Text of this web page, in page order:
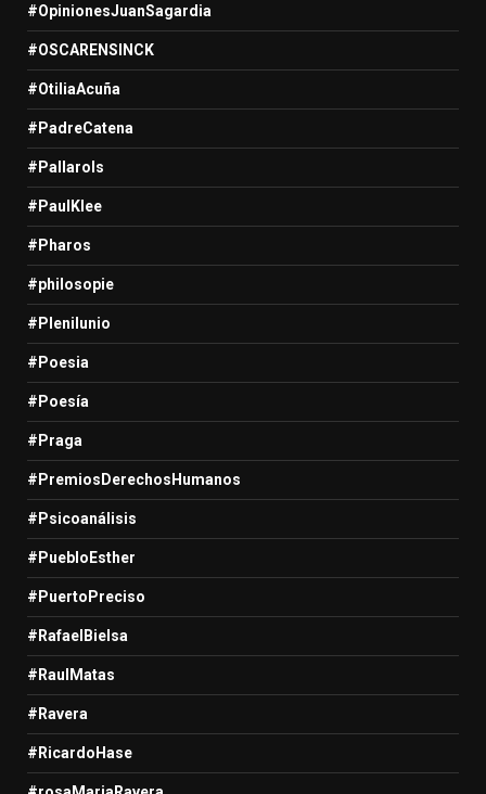
#OpinionesJuanSagardia
#OSCARENSINCK
#OtiliaAcuña
#PadreCatena
#Pallarols
#PaulKlee
#Pharos
#philosopie
#Plenilunio
#Poesia
#Poesía
#Praga
#PremiosDerechosHumanos
#Psicoanálisis
#PuebloEsther
#PuertoPreciso
#RafaelBielsa
#RaulMatas
#Ravera
#RicardoHase